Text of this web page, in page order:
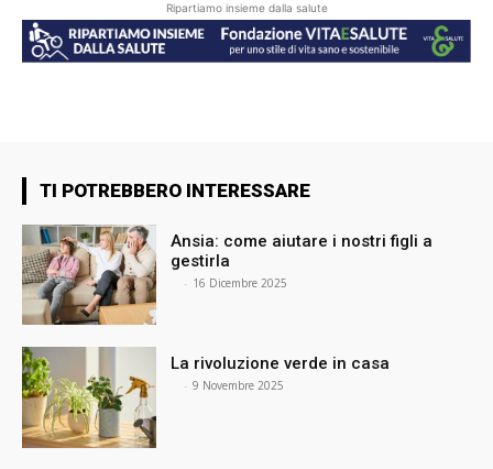
Ripartiamo insieme dalla salute
TI POTREBBERO INTERESSARE
Ansia: come aiutare i nostri figli a
gestirla
- 16 Dicembre 2025
La rivoluzione verde in casa
- 9 Novembre 2025